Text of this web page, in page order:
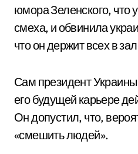
юмора Зеленского, что
смеха, и обвинила
что он держит всех в
Сам президент
его будущей карьере
Он допустил, что,
«смешить людей».